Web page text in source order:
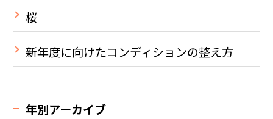
桜
新年度に向けたコンディションの整え方
年別アーカイブ